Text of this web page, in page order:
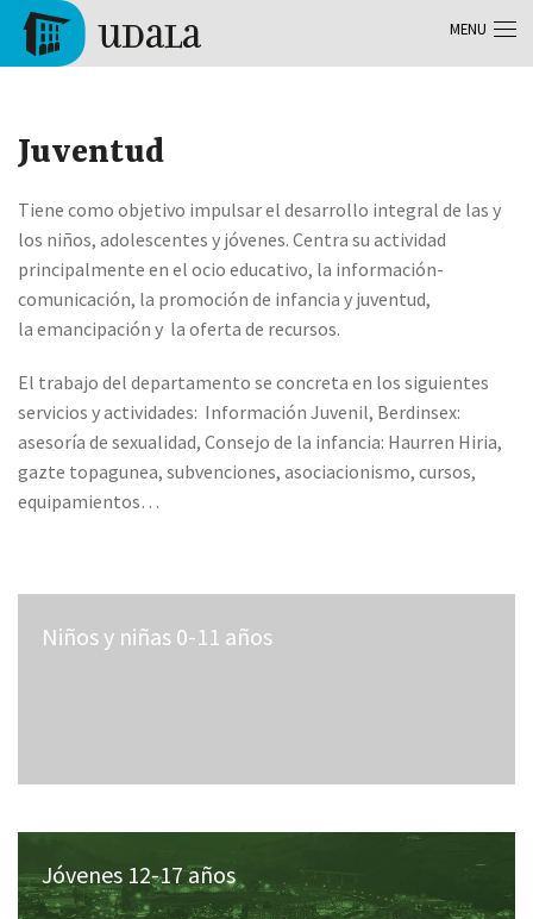
Aller au contenu principal
Juventud
Tiene como objetivo impulsar el desarrollo integral de las y
los niños, adolescentes y jóvenes. Centra su actividad
principalmente en el ocio educativo, la información-
comunicación, la promoción de infancia y juventud,
la emancipación y la oferta de recursos.
El trabajo del departamento se concreta en los siguientes
servicios y actividades: Información Juvenil, Berdinsex:
asesoría de sexualidad, Consejo de la infancia: Haurren Hiria,
gazte topagunea, subvenciones, asociacionismo, cursos,
equipamientos…
Niños y niñas 0-11 años
Jóvenes 12-17 años
MENU